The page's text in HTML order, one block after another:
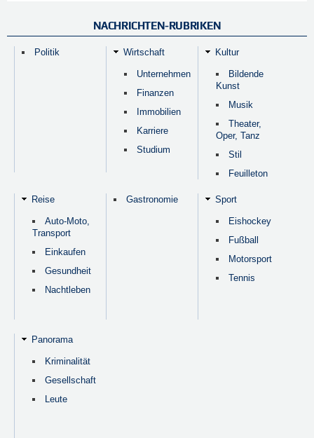
NACHRICHTEN-RUBRIKEN
Politik Wirtschaft
Unternehmen
Finanzen
Immobilien
Karriere
Studium
Kultur
Bildende
Kunst
Musik
Theater,
Oper, Tanz
Stil
Feuilleton
Reise
Auto-Moto,
Transport
Einkaufen
Gesundheit
Nachtleben
Gastronomie Sport
Eishockey
Fußball
Motorsport
Tennis
Panorama
Kriminalität
Gesellschaft
Leute